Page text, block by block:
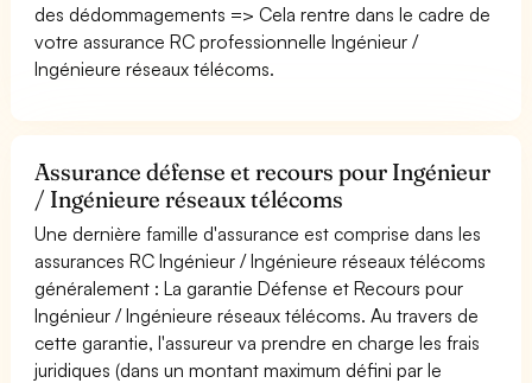
des dédommagements => Cela rentre dans le cadre de
votre assurance RC professionnelle Ingénieur /
Ingénieure réseaux télécoms.
Assurance défense et recours pour Ingénieur
/ Ingénieure réseaux télécoms
Une dernière famille d'assurance est comprise dans les
assurances RC Ingénieur / Ingénieure réseaux télécoms
généralement : La garantie Défense et Recours pour
Ingénieur / Ingénieure réseaux télécoms. Au travers de
cette garantie, l'assureur va prendre en charge les frais
juridiques (dans un montant maximum défini par le